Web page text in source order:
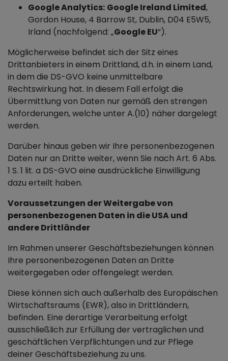
Google Analytics: Google Ireland Limited,
Gordon House, 4 Barrow St, Dublin, D04 E5W5,
Irland (nachfolgend: „Google EU“).
Möglicherweise befindet sich der Sitz eines
Drittanbieters in einem Drittland, d.h. in einem Land,
in dem die DS-GVO keine unmittelbare
Rechtswirkung hat. In diesem Fall erfolgt die
Übermittlung von Daten nur gemäß den strengen
Anforderungen, welche unter A.(10) näher dargelegt
werden.
Darüber hinaus geben wir Ihre personenbezogenen
Daten nur an Dritte weiter, wenn Sie nach Art. 6 Abs.
1 S. 1 lit. a DS-GVO eine ausdrückliche Einwilligung
dazu erteilt haben.
Voraussetzungen der Weitergabe von
personenbezogenen Daten in die USA und
andere Drittländer
Im Rahmen unserer Geschäftsbeziehungen können
Ihre personenbezogenen Daten an Dritte
weitergegeben oder offengelegt werden.
Diese können sich auch außerhalb des Europäischen
Wirtschaftsraums (EWR), also in Drittländern,
befinden. Eine derartige Verarbeitung erfolgt
ausschließlich zur Erfüllung der vertraglichen und
geschäftlichen Verpflichtungen und zur Pflege
deiner Geschäftsbeziehung zu uns.